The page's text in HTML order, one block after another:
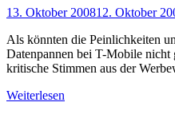
13. Oktober 200812. Oktober
Als könnten die Peinlichkeiten
Datenpannen bei T-Mobile nicht
kritische Stimmen aus der
Weiterlesen